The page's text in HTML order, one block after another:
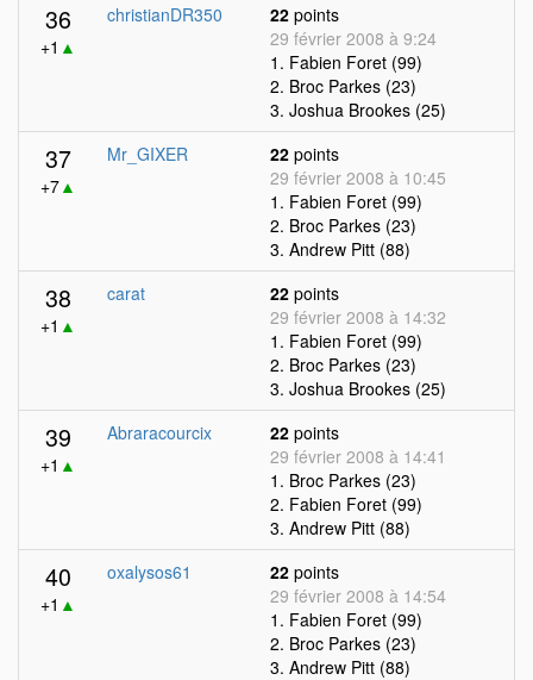
36
+1 ▲
christianDR350 22 points
29 février 2008 à 9:24
1. Fabien Foret (99)
2. Broc Parkes (23)
3. Joshua Brookes (25)
37
+7▲
Mr_GIXER 22 points
29 février 2008 à 10:45
1. Fabien Foret (99)
2. Broc Parkes (23)
3. Andrew Pitt (88)
38
+1 ▲
carat 22 points
29 février 2008 à 14:32
1. Fabien Foret (99)
2. Broc Parkes (23)
3. Joshua Brookes (25)
39
+1 ▲
Abraracourcix 22 points
29 février 2008 à 14:41
1. Broc Parkes (23)
2. Fabien Foret (99)
3. Andrew Pitt (88)
40
+1 ▲
oxalysos61 22 points
29 février 2008 à 14:54
1. Fabien Foret (99)
2. Broc Parkes (23)
3. Andrew Pitt (88)